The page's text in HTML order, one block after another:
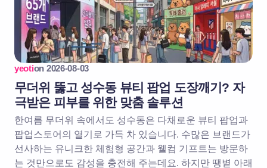
yeotion 2026-08-03
무더위 뚫고 성수동 뷰티 팝업 도장깨기? 자
극받은 피부를 위한 맞춤 솔루션
한여름 무더위 속에서도 성수동은 다채로운 뷰티 팝업과
팝업스토어의 열기로 가득 차 있습니다. 수많은 브랜드가
선사하는 유니크한 체험형 공간과 웰컴 기프트는 방문하
는 것만으로도 감성을 충전해 주는데요. 하지만 땡볕 아래